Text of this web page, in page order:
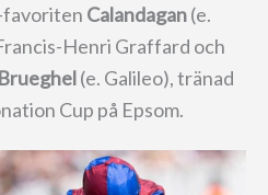
favoriten Calandagan(e.
Henri Graffard och
(e. Galileo), tränad
Cup på Epsom.